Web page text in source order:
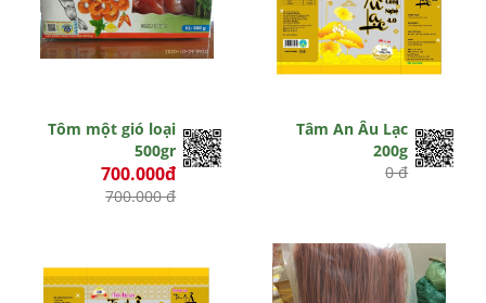
Tôm một gió loại
500gr
700.000đ
700.000 đ
Tâm An Âu Lạc
200g
0 đ